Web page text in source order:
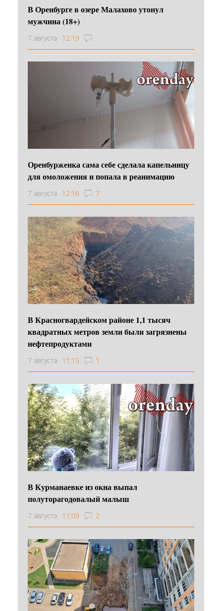
В Оренбурге в озере Малахово утонул
мужчина (18+)
7 августа 12:19
Оренбурженка сама себе сделала капельницу
для омоложения и попала в реанимацию
7 августа 12:16 7
В Красногвардейском районе 1,1 тысяч
квадратных метров земли были загрязнены
нефтепродуктами
7 августа 11:15 1
В Курманаевке из окна выпал
полуторагодовалый малыш
7 августа 11:09 2